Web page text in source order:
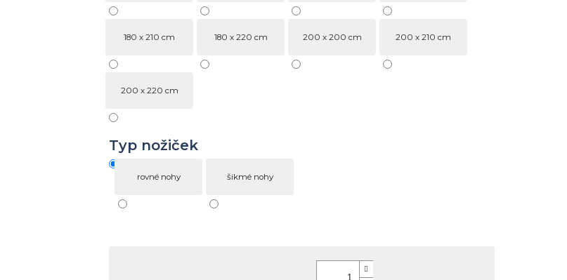
180 x 210 cm 180 x 220 cm 200 x 200 cm 200 x 210 cm
200 x 220 cm
Typ nožiček
rovné nohy šikmé nohy